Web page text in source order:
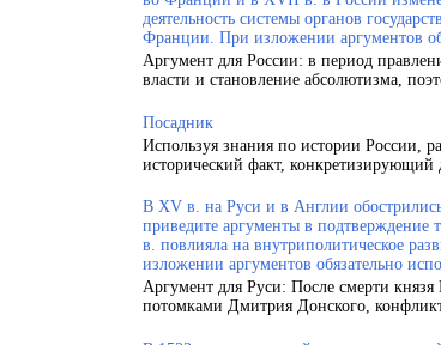
деятельность системы органов
Франции. При изложении аргументов
Аргумент для России: в период
власти и становление абсолютизма,
Посадник
Используя знания по истории России,
исторический факт, конкретизирующий
В XV в. на Руси и в Англии
приведите аргументы в подтверждение
в. повлияла на внутриполитическое
изложении аргументов обязательно
Аргумент для Руси: После смерти князя
потомками Дмитрия Донского, конфликт